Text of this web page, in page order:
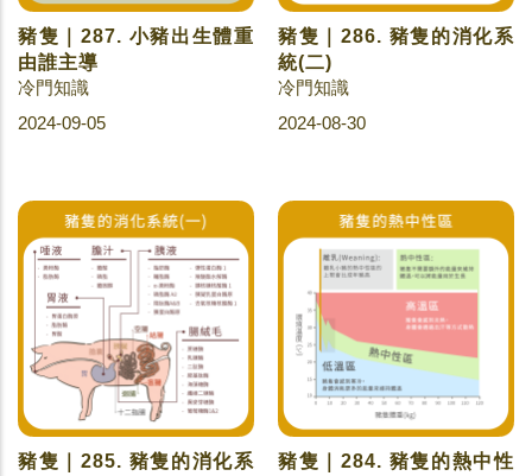
豬隻｜287. 小豬出生體重
由誰主導
冷門知識
2024-09-05
豬隻｜286. 豬隻的消化系
統(二)
冷門知識
2024-08-30
豬隻｜285. 豬隻的消化系
豬隻｜284. 豬隻的熱中性